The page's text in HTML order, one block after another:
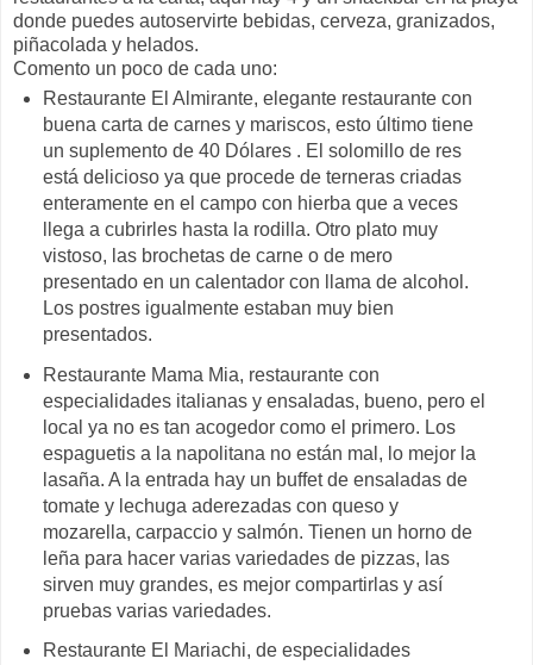
donde puedes autoservirte bebidas, cerveza, granizados,
piñacolada y helados.
Comento un poco de cada uno:
Restaurante El Almirante, elegante restaurante con
buena carta de carnes y mariscos, esto último tiene
un suplemento de 40 Dólares . El solomillo de res
está delicioso ya que procede de terneras criadas
enteramente en el campo con hierba que a veces
llega a cubrirles hasta la rodilla. Otro plato muy
vistoso, las brochetas de carne o de mero
presentado en un calentador con llama de alcohol.
Los postres igualmente estaban muy bien
presentados.
Restaurante Mama Mia, restaurante con
especialidades italianas y ensaladas, bueno, pero el
local ya no es tan acogedor como el primero. Los
espaguetis a la napolitana no están mal, lo mejor la
lasaña. A la entrada hay un buffet de ensaladas de
tomate y lechuga aderezadas con queso y
mozarella, carpaccio y salmón. Tienen un horno de
leña para hacer varias variedades de pizzas, las
sirven muy grandes, es mejor compartirlas y así
pruebas varias variedades.
Restaurante El Mariachi, de especialidades